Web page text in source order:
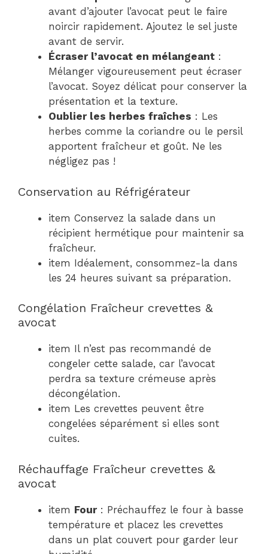
avant d’ajouter l’avocat peut le faire
noircir rapidement. Ajoutez le sel juste
avant de servir.
Écraser l’avocat en mélangeant :
Mélanger vigoureusement peut écraser
l’avocat. Soyez délicat pour conserver la
présentation et la texture.
Oublier les herbes fraîches : Les
herbes comme la coriandre ou le persil
apportent fraîcheur et goût. Ne les
négligez pas !
Conservation au Réfrigérateur
item Conservez la salade dans un
récipient hermétique pour maintenir sa
fraîcheur.
item Idéalement, consommez-la dans
les 24 heures suivant sa préparation.
Congélation Fraîcheur crevettes &
avocat
item Il n’est pas recommandé de
congeler cette salade, car l’avocat
perdra sa texture crémeuse après
décongélation.
item Les crevettes peuvent être
congelées séparément si elles sont
cuites.
Réchauffage Fraîcheur crevettes &
avocat
item Four: Préchauffez le four à basse
température et placez les crevettes
dans un plat couvert pour garder leur